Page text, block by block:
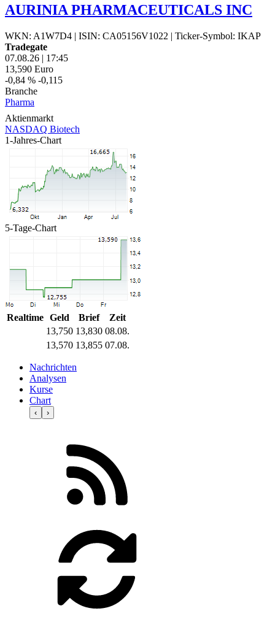
AURINIA PHARMACEUTICALS INC
WKN: A1W7D4 | ISIN: CA05156V1022 | Ticker-Symbol: IKAP
Tradegate
07.08.26 | 17:45
13,590 Euro
-0,84 % -0,115
Branche
Pharma
Aktienmarkt
NASDAQ Biotech
1-Jahres-Chart
5-Tage-Chart
Realtime Geld Brief
Zeit
13,750 13,830 08.08.
13,570 13,855 07.08.
Nachrichten
Analysen
Kurse
Chart
‹ ›